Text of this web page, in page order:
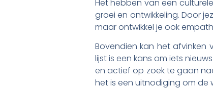
Het hebben van een
groei en ontwikkeling. Door
maar ontwikkel je ook
Bovendien kan het afvinken
lijst is een kans om iets
en actief op zoek te gaan
het is een uitnodiging om de